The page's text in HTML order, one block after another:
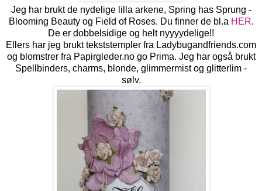
Jeg har brukt de nydelige lilla arkene, Spring has Sprung -
Blooming Beauty og Field of Roses. Du finner de bl.a HER.
De er dobbelsidige og helt nyyyydelige!!
Ellers har jeg brukt tekststempler fra Ladybugandfriends.com
og blomstrer fra Papirgleder.no go Prima. Jeg har også brukt
Spellbinders, charms, blonde, glimmermist og glitterlim -
sølv.